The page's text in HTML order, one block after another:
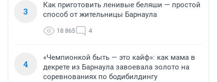
3
Как приготовить ленивые беляши — простой
способ от жительницы Барнаула
18 865 4
4
«Чемпионкой быть — это кайф»: как мама в
декрете из Барнаула завоевала золото на
соревнованиях по бодибилдингу